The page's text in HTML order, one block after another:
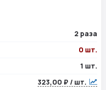
2 раза
0 шт.
1 шт.
323,00 ₽ / шт.